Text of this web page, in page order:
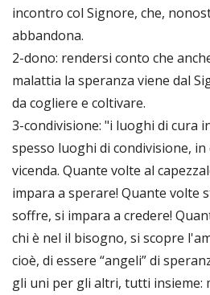
incontro col Signore, che,
abbandona.
2-dono: rendersi conto che
malattia la speranza viene dal
da cogliere e coltivare.
3-condivisione: "i luoghi di cura
spesso luoghi di condivisione, in
vicenda. Quante volte al
impara a sperare! Quante volte
soffre, si impara a credere!
chi è nel il bisogno, si scopre
cioè, di essere “angeli” di
gli uni per gli altri, tutti insieme: